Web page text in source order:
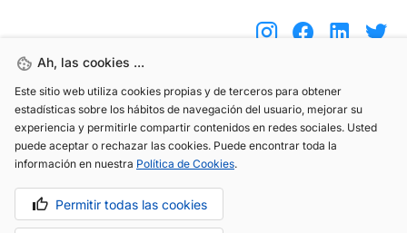
Ah, las cookies ...
Este sitio web utiliza cookies propias y de terceros para obtener
estadísticas sobre los hábitos de navegación del usuario, mejorar su
experiencia y permitirle compartir contenidos en redes sociales. Usted
puede aceptar o rechazar las cookies. Puede encontrar toda la
información en nuestra Política de Cookies.
Permitir todas las cookies
(+34) 744 408 070
info@motoreto.com
Aviso legal Política de cookies